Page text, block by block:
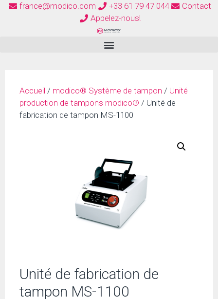
france@modico.com +33 61 79 47 044
Contact
Appelez-nous!
Accueil / modico® Système de tampon / Unité
production de tampons modico® / Unité de
fabrication de tampon MS-1100
Unité de fabrication de
tampon MS-1100